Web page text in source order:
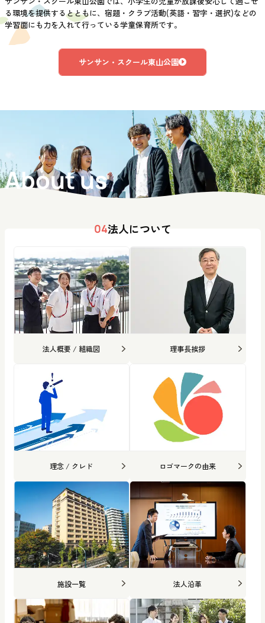
る環境を提供するとともに、宿題・クラブ活動(英語・習字・選択)などの
学習面にも力を入れて行っている学童保育所です。
サンサン・スクール東山公園
About us
04法人について
法人概要 / 組織図 理事長挨拶
理念 / クレド ロゴマークの由来
施設一覧 法人沿革